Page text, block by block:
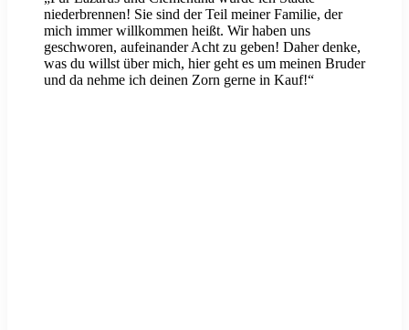
niederbrennen! Sie sind der Teil meiner Familie, der
mich immer willkommen heißt. Wir haben uns
geschworen, aufeinander Acht zu geben! Daher denke,
was du willst über mich, hier geht es um meinen Bruder
und da nehme ich deinen Zorn gerne in Kauf!“